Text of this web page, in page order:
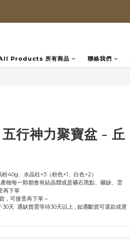
Products 所有商品 聯絡我們
行神力聚寶盆 - 丘
40g、水晶柱×3（粉色×1、白色×2）
物每一顆都會有結晶體或是礦石黑點、礦缺、雲
再下單
，可接受再下單～
天  遇缺貨需等待30天以上 , 如遇斷貨可退款或更